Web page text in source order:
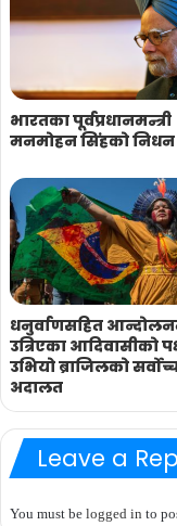
भारतका पूर्वप्रधानमन्त्री
मनमोहन सिंहको निधन
धनुर्वाणसहित
उत्रिएका आदिवासीको
उभियो ब्राजिलको
अदालत
Leave a
You must be logged in to